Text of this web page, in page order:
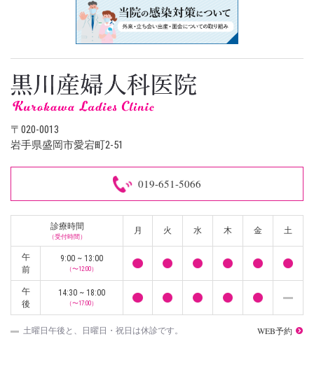
〒020-0013
岩手県盛岡市愛宕町2-51
019-651-5066
診療時間
（受付時間）
月 火 水 木 金 土
午
前
9:00 ~ 13:00
（〜12:00）
午
後
14:30 ~ 18:00
（〜17:00）
土曜日午後と、日曜日・祝日は休診です。 WEB予約